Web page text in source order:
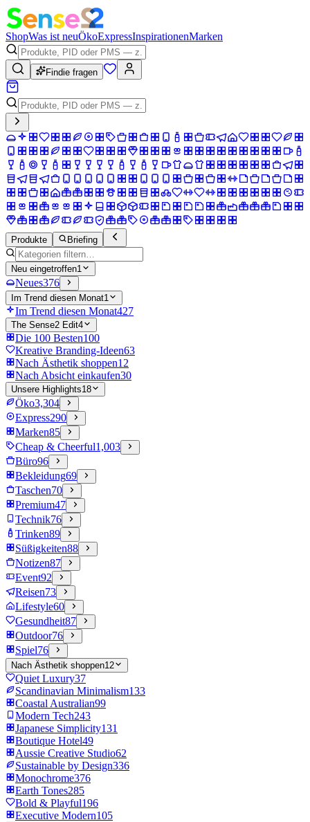
ShopWas ist neuÖkoExpressInspirationenMarken
Findie fragen
Produkte Briefing
Neu eingetroffen1
Neues376
Im Trend diesen Monat1
Im Trend diesen Monat427
The Sense2 Edit4
Die 100 Besten100
Kreative Branding-Ideen63
Nach Ästhetik shoppen12
Nach Absicht einkaufen30
Unsere Highlights18
Öko3,304
Express290
Marken85
Cheap & Cheerful1,003
Büro96
Bekleidung69
Taschen70
Premium47
Technik76
Trinken89
Süßigkeiten88
Notizen87
Event92
Reisen73
Lifestyle60
Gesundheit87
Outdoor76
Spiel76
Nach Ästhetik shoppen12
Quiet Luxury37
Scandinavian Minimalism133
Coastal Australian99
Modern Tech243
Japanese Simplicity131
Boutique Hotel49
Aussie Creative Studio62
Sustainable by Design336
Monochrome376
Earth Tones285
Bold & Playful196
Executive Modern105